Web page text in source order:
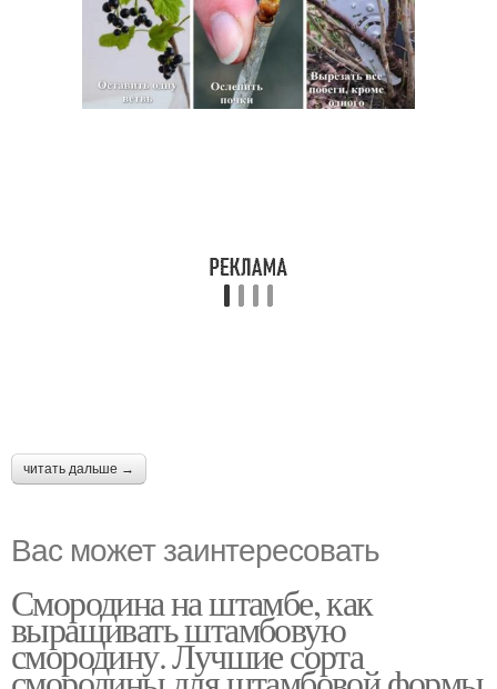
читать дальше →
Вас может заинтересовать
Смородина на штамбе, как
выращивать штамбовую
смородину. Лучшие сорта